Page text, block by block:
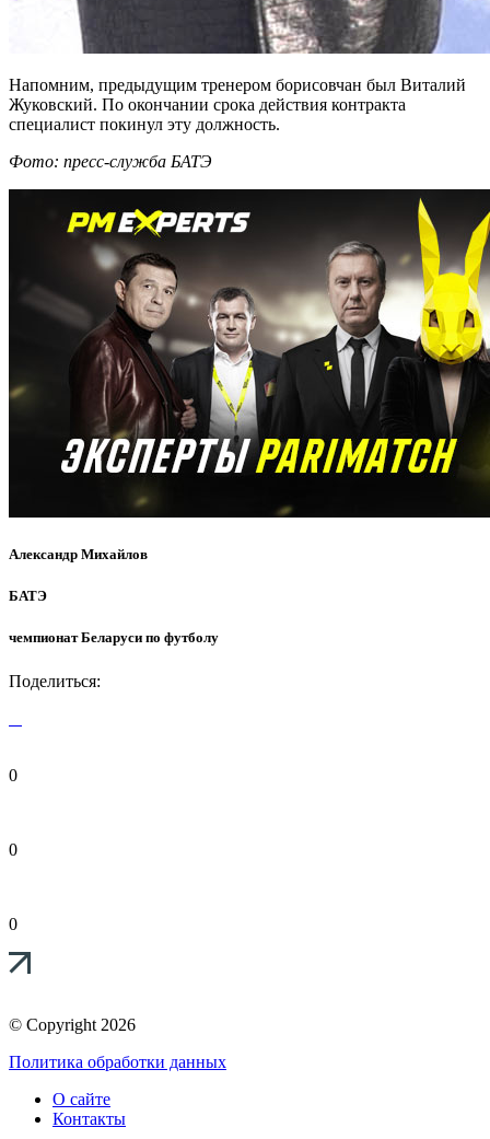
Напомним, предыдущим тренером борисовчан был Виталий
Жуковский. По окончании срока действия контракта
специалист покинул эту должность.
Фото: пресс-служба БАТЭ
Александр Михайлов
БАТЭ
чемпионат Беларуси по футболу
Поделиться:
0
0
0
© Copyright 2026
Политика обработки данных
О сайте
Контакты